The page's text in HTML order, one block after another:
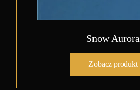
Snow Aurora
Zobacz produkt